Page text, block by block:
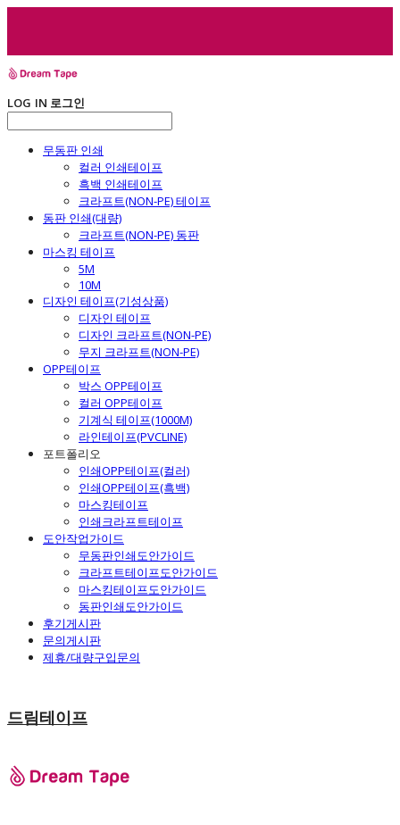
LOG IN 로그인
무동판 인쇄
컬러 인쇄테이프
흑백 인쇄테이프
크라프트(NON-PE) 테이프
동판 인쇄(대량)
크라프트(NON-PE) 동판
마스킹 테이프
5M
10M
디자인 테이프(기성상품)
디자인 테이프
디자인 크라프트(NON-PE)
무지 크라프트(NON-PE)
OPP테이프
박스 OPP테이프
컬러 OPP테이프
기계식 테이프(1000M)
라인테이프(PVCLINE)
포트폴리오
인쇄OPP테이프(컬러)
인쇄OPP테이프(흑백)
마스킹테이프
인쇄크라프트테이프
도안작업가이드
무동판인쇄도안가이드
크라프트테이프도안가이드
마스킹테이프도안가이드
동판인쇄도안가이드
후기게시판
문의게시판
제휴/대량구입문의
드림테이프